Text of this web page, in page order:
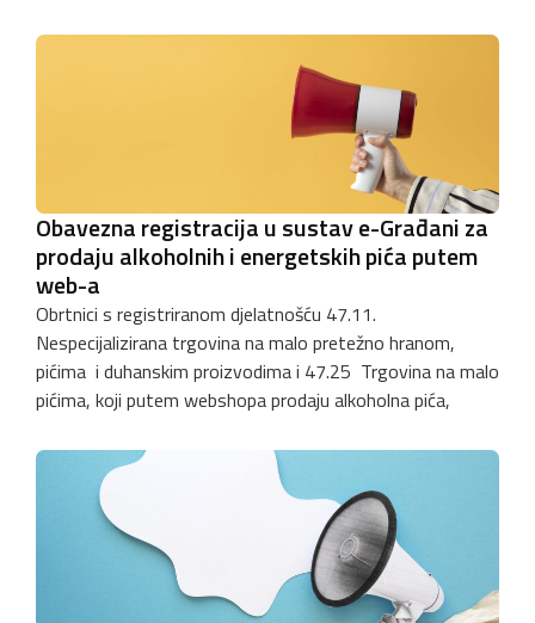
Obavezna registracija u sustav e-Građani za
prodaju alkoholnih i energetskih pića putem
web-a
Obrtnici s registriranom djelatnošću 47.11.
Nespecijalizirana trgovina na malo pretežno hranom,
pićima i duhanskim proizvodima i 47.25 Trgovina na malo
pićima, koji putem webshopa prodaju alkoholna pića,